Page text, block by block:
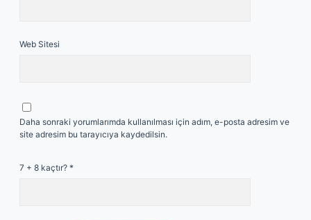
Web Sitesi
Daha sonraki yorumlarımda kullanılması için adım, e-posta adresim ve
site adresim bu tarayıcıya kaydedilsin.
7 + 8 kaçtır? *